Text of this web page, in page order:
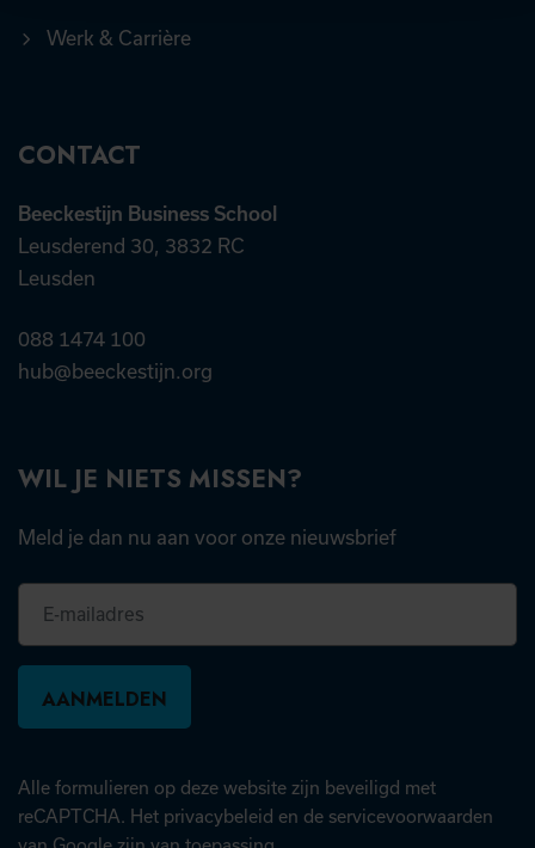
Werk & Carrière
CONTACT
Beeckestijn Business School
Leusderend 30, 3832 RC
Leusden
088 1474 100
hub@beeckestijn.org
WIL JE NIETS MISSEN?
Meld je dan nu aan voor onze nieuwsbrief
Alle formulieren op deze website zijn beveiligd met
reCAPTCHA. Het privacybeleid (opent in nieuw tabblad)
en de servicevoorwaarden